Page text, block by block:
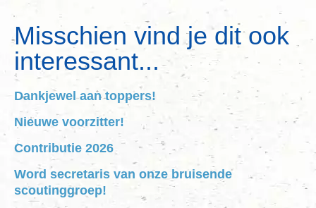
Misschien vind je dit ook
interessant...
Dankjewel aan toppers!
Nieuwe voorzitter!
Contributie 2026
Word secretaris van onze bruisende
scoutinggroep!